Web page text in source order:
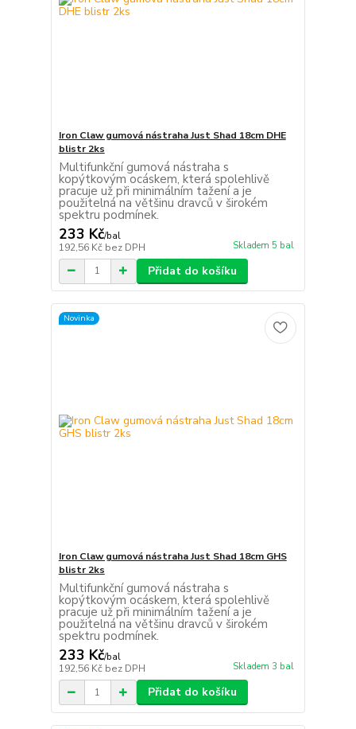
Iron Claw gumová nástraha Just Shad 18cm DHE
blistr 2ks
Multifunkční gumová nástraha s
kopýtkovým ocáskem, která spolehlivě
pracuje už při minimálním tažení a je
použitelná na většinu dravců v širokém
spektru podmínek.
233 Kč/bal
192,56 Kč bez DPH Skladem 5 bal
Přidat do košíku
Novinka
Iron Claw gumová nástraha Just Shad 18cm GHS
blistr 2ks
Multifunkční gumová nástraha s
kopýtkovým ocáskem, která spolehlivě
pracuje už při minimálním tažení a je
použitelná na většinu dravců v širokém
spektru podmínek.
233 Kč/bal
192,56 Kč bez DPH Skladem 3 bal
Přidat do košíku